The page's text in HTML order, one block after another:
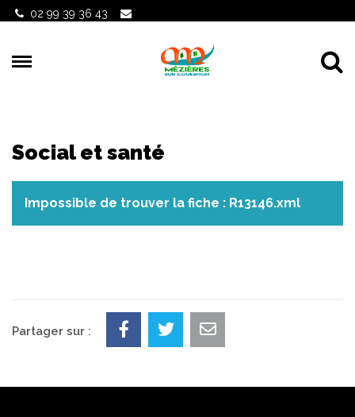
Gestion des traceurs
02 99 39 36 43
Social et santé
Impossible de trouver la fiche : R13146.xml
Partager sur :